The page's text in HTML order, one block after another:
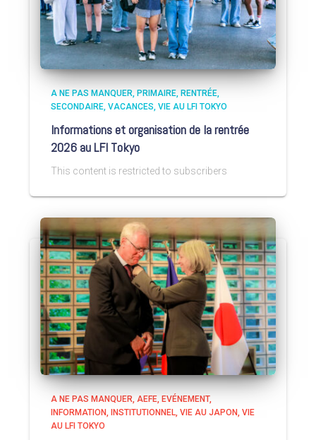
A NE PAS MANQUER PRIMAIRE RENTRÉE
SECONDAIRE VACANCES VIE AU LFI TOKYO
Informations et organisation de la rentrée
2026 au LFI Tokyo
This content is restricted to subscribers
A NE PAS MANQUER AEFE EVÉNEMENT
INFORMATION
INSTITUTIONNEL VIE AU JAPON VIE
AU LFI TOKYO